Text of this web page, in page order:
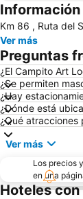
Km 86 , Ruta del
Ver más
Preguntas
¿El Campito Art
¿Se permiten
¿Hay
¿Dónde está
¿Qué atracciones
Ver más
Los precios
en una
Hoteles